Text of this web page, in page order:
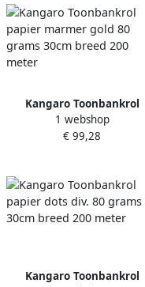
Kangaro Toonbankrol
papier marmer gold 80
grams 30cm breed 200
1 webshop
€ 99,28
Kangaro Toonbankrol